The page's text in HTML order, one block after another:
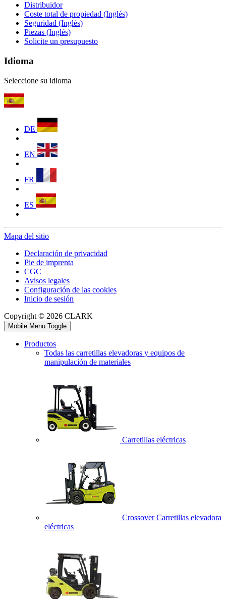
Distribuidor
Coste total de propiedad (Inglés)
Seguridad (Inglés)
Piezas (Inglés)
Solicite un presupuesto
Idioma
Seleccione su idioma
DE
EN
FR
ES
Mapa del sitio
Declaración de privacidad
Pie de imprenta
CGC
Avisos legales
Configuración de las cookies
Inicio de sesión
Copyright © 2026 CLARK
Mobile Menu Toggle
Productos
Todas las carretillas elevadoras y equipos de
manipulación de materiales
Carretillas eléctricas
Crossover Carretillas elevadora
eléctricas